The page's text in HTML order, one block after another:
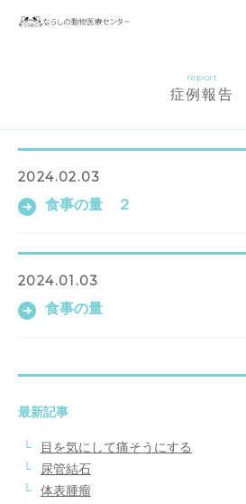
report
症例報告
2024.02.03
食事の量 ２
2024.01.03
食事の量
最新記事
目を気にして痛そうにする
尿管結石
体表腫瘤